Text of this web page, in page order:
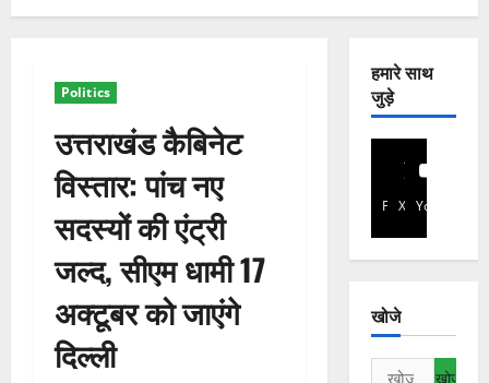
Politics
उत्तराखंड कैबिनेट
विस्तार: पांच नए
सदस्यों की एंट्री
जल्द, सीएम धामी 17
अक्टूबर को जाएंगे
दिल्ली
हमारे साथ
जुड़े
Facebook
X YouTube
खोजे
निम्न